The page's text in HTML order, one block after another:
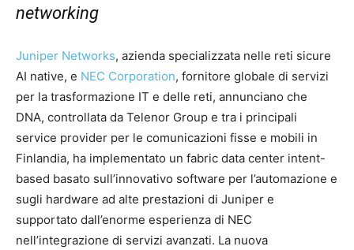
networking
Juniper Networks, azienda specializzata nelle reti sicure
AI native, e NEC Corporation, fornitore globale di servizi
per la trasformazione IT e delle reti, annunciano che
DNA, controllata da Telenor Group e tra i principali
service provider per le comunicazioni fisse e mobili in
Finlandia, ha implementato un fabric data center intent-
based basato sull’innovativo software per l’automazione e
sugli hardware ad alte prestazioni di Juniper e
supportato dall’enorme esperienza di NEC
nell’integrazione di servizi avanzati. La nuova